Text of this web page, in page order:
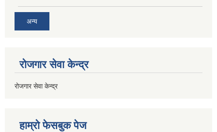
अन्य
रोजगार सेवा केन्द्र
रोजगार सेवा केन्द्र
हाम्राे फेसबुक पेज